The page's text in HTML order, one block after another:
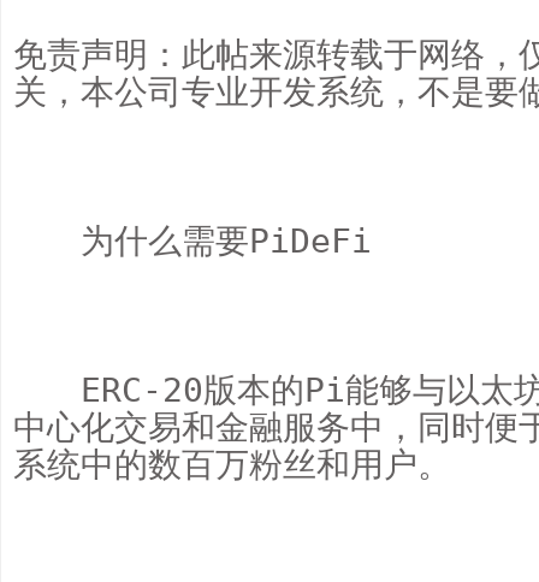
免责声明：此帖来源转载于网络，
关，本公司专业开发系统，不是要
为什么需要PiDeFi
ERC-20版本的Pi能够与以太坊
中心化交易和金融服务中，同时
系统中的数百万粉丝和用户。